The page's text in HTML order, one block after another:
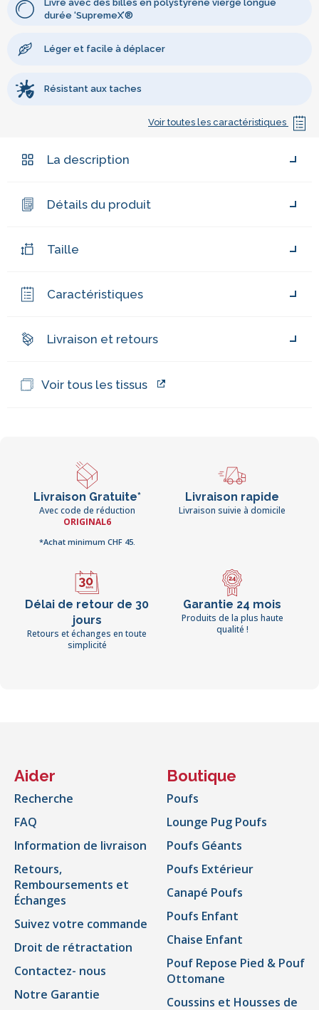
Livré avec des billes en polystyrène vierge longue
durée ‘SupremeX’®
Léger et facile à déplacer
Résistant aux taches
Voir toutes les caractéristiques
La description
Détails du produit
Taille
Caractéristiques
Livraison et retours
Voir tous les tissus
Livraison Gratuite*
Avec code de réduction
ORIGINAL6
*Achat minimum CHF 45.
Livraison rapide
Livraison suivie à domicile
Délai de retour de 30
jours
Retours et échanges en toute
simplicité
Garantie 24 mois
Produits de la plus haute
qualité !
Aider
Recherche
FAQ
Information de livraison
Retours,
Remboursements et
Échanges
Suivez votre commande
Droit de rétractation
Contactez- nous
Notre Garantie
Boutique
Poufs
Lounge Pug Poufs
Poufs Géants
Poufs Extérieur
Canapé Poufs
Poufs Enfant
Chaise Enfant
Pouf Repose Pied & Pouf
Ottomane
Coussins et Housses de